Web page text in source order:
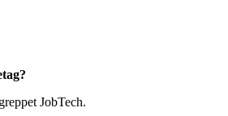
JobTech.